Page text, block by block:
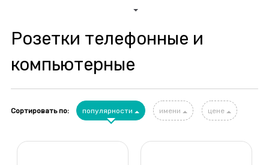
Розетки телефонные и
компьютерные
Сортировать по: популярности имени цене